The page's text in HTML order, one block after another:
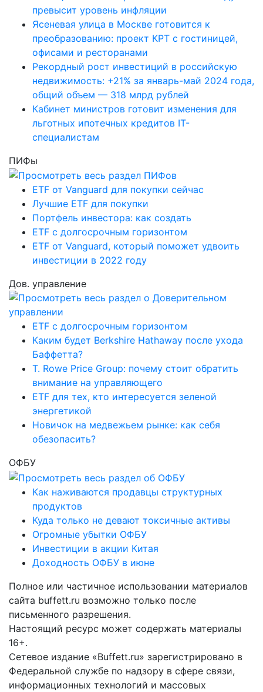
превысит уровень инфляции
Ясеневая улица в Москве готовится к
преобразованию: проект КРТ с гостиницей,
офисами и ресторанами
Рекордный рост инвестиций в российскую
недвижимость: +21% за январь-май 2024 года,
общий объем — 318 млрд рублей
Кабинет министров готовит изменения для
льготных ипотечных кредитов IT-
специалистам
ПИФы
ETF от Vanguard для покупки сейчас
Лучшие ETF для покупки
Портфель инвестора: как создать
ETF с долгосрочным горизонтом
ETF от Vanguard, который поможет удвоить
инвестиции в 2022 году
Дов. управление
ETF с долгосрочным горизонтом
Каким будет Berkshire Hathaway после ухода
Баффетта?
T. Rowe Price Group: почему стоит обратить
внимание на управляющего
ETF для тех, кто интересуется зеленой
энергетикой
Новичок на медвежьем рынке: как себя
обезопасить?
ОФБУ
Как наживаются продавцы структурных
продуктов
Куда только не девают токсичные активы
Огромные убытки ОФБУ
Инвестиции в акции Китая
Доходность ОФБУ в июне
Полное или частичное использовании материалов
сайта buffett.ru возможно только после
письменного разрешения.
Настоящий ресурс может содержать материалы
16+.
Сетевое издание «Buffett.ru» зарегистрировано в
Федеральной службе по надзору в сфере связи,
информационных технологий и массовых